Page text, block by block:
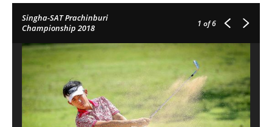
Singha-SAT Prachinburi
Championship 2018
1 of 6